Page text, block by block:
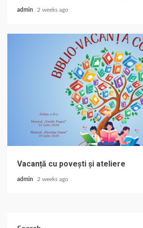
admin 2 weeks ago
Vacanță cu povești și ateliere
admin 2 weeks ago